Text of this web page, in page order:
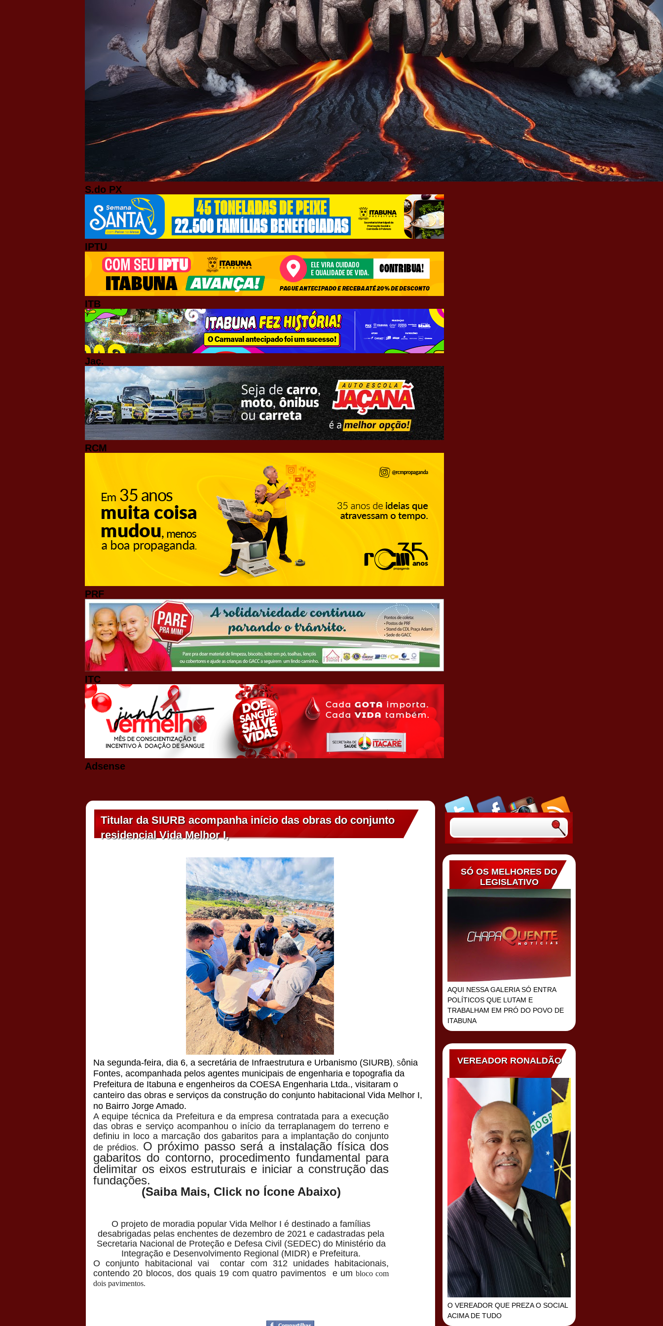
S.do PX
IPTU
ITB
Jaç.
RCM
PRF
ITC
Adsense
Titular da SIURB acompanha início das obras do conjunto
residencial Vida Melhor I,
Na segunda-feira, dia 6, a secretária de Infraestrutura e Urbanismo (SIURB), Sônia
Fontes, acompanhada pelos agentes municipais de engenharia e topografia da
Prefeitura de Itabuna e engenheiros da COESA Engenharia Ltda., visitaram o
canteiro das obras e serviços da construção do conjunto habitacional Vida Melhor I,
no Bairro Jorge Amado.
A equipe técnica da Prefeitura e da empresa contratada para a execução
das obras e serviço acompanhou o início da terraplanagem do terreno e
definiu in loco a marcação dos gabaritos para a implantação do conjunto
de prédios. O próximo passo será a instalação física dos
gabaritos do contorno, procedimento fundamental para
delimitar os eixos estruturais e iniciar a construção das
fundações.
(Saiba Mais, Click no Ícone Abaixo)
O projeto de moradia popular Vida Melhor I é destinado a famílias
desabrigadas pelas enchentes de dezembro de 2021 e cadastradas pela
Secretaria Nacional de Proteção e Defesa Civil (SEDEC) do Ministério da
Integração e Desenvolvimento Regional (MIDR) e Prefeitura.
O conjunto habitacional vai contar com 312 unidades habitacionais,
contendo 20 blocos, dos quais 19 com quatro pavimentos e um bloco com
dois pavimentos.
SÓ OS MELHORES DO
LEGISLATIVO
AQUI NESSA GALERIA SÓ ENTRA
POLÍTICOS QUE LUTAM E
TRABALHAM EM PRÓ DO POVO DE
ITABUNA
VEREADOR RONALDÃO
O VEREADOR QUE PREZA O SOCIAL
ACIMA DE TUDO